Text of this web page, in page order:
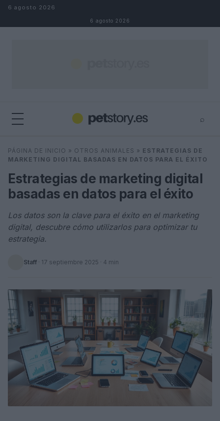
Saltar al contenido
6 agosto 2026
6 agosto 2026
⌕
Buscar ⌕ ×
PÁGINA DE INICIO » OTROS ANIMALES » ESTRATEGIAS DE
MARKETING DIGITAL BASADAS EN DATOS PARA EL ÉXITO
Estrategias de marketing digital
basadas en datos para el éxito
Los datos son la clave para el éxito en el marketing
digital, descubre cómo utilizarlos para optimizar tu
estrategia.
Staff · 17 septiembre 2025 · 4 min